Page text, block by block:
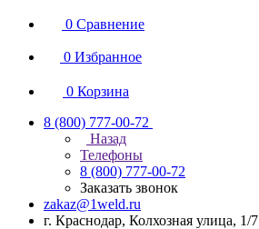
0 Сравнение
0 Избранное
0 Корзина
8 (800) 777-00-72
Назад
Телефоны
8 (800) 777-00-72
Заказать звонок
zakaz@1weld.ru
г. Краснодар, Колхозная улица, 1/7